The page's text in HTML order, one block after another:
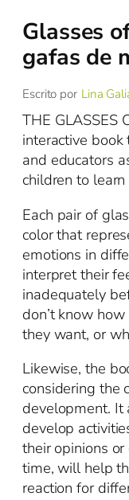
Glasses
gafas de
Escrito por Lina
THE GLASSES
interactive
and educators
children to
Each pair of
color that
emotions in
interpret their
inadequately
don’t know
they want, or
Likewise, the
considering the
development. It
develop
their opinions
time, will help
reaction for